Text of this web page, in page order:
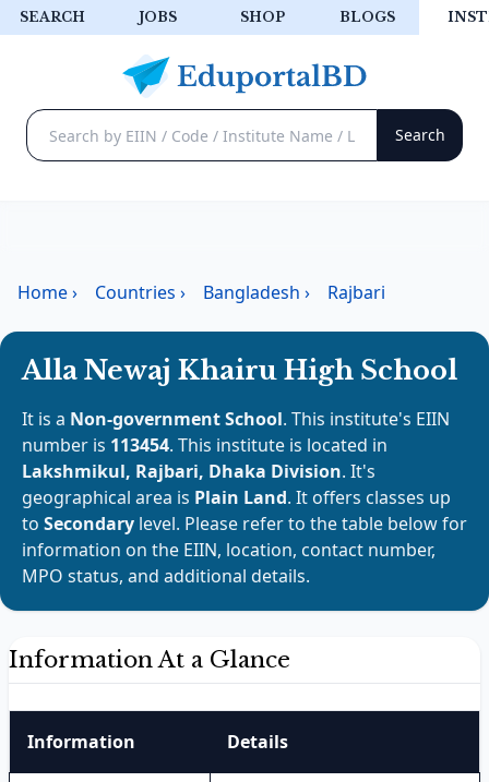
SEARCH JOBS SHOP BLOGS
Home› Countries › Bangladesh › Rajbari
Alla Newaj Khairu High School
It is a Non-government School. This institute's EIIN
number is 113454. This institute is located in
Lakshmikul, Rajbari, Dhaka Division. It's
geographical area is Plain Land. It offers classes up
to Secondary level. Please refer to the table below for
information on the EIIN, location, contact number,
MPO status, and additional details.
Information At a Glance
Information Details